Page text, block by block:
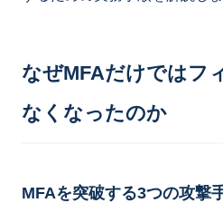
なぜMFAだけではフ
なくなったのか
MFAを突破する3つの攻撃